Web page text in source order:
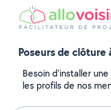
Poseurs de
Besoin d'installer
les profils de nos